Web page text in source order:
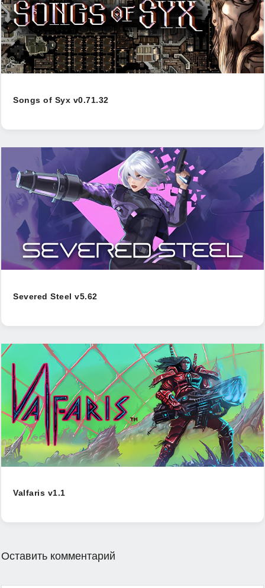
Songs of Syx v0.71.32
Severed Steel v5.62
Valfaris v1.1
Оставить комментарий